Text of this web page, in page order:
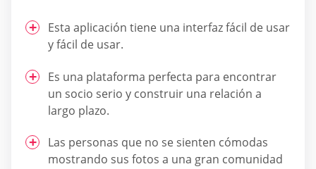
Esta aplicación tiene una interfaz fácil de usar
y fácil de usar.
Es una plataforma perfecta para encontrar
un socio serio y construir una relación a
largo plazo.
Las personas que no se sienten cómodas
mostrando sus fotos a una gran comunidad